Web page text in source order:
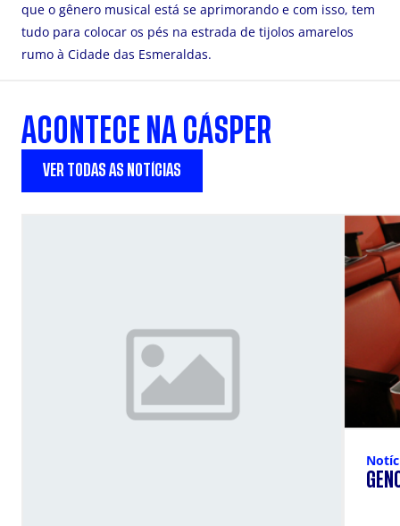
que o gênero musical está se aprimorando e com isso, tem
tudo para colocar os pés na estrada de tijolos amarelos
rumo à Cidade das Esmeraldas.
ACONTECE NA CÁSPER
VER TODAS AS NOTÍCIAS